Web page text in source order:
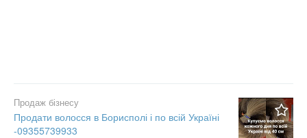
Продаж бізнесу
Продати волосся в Борисполі і по всій Україні
-09355739933